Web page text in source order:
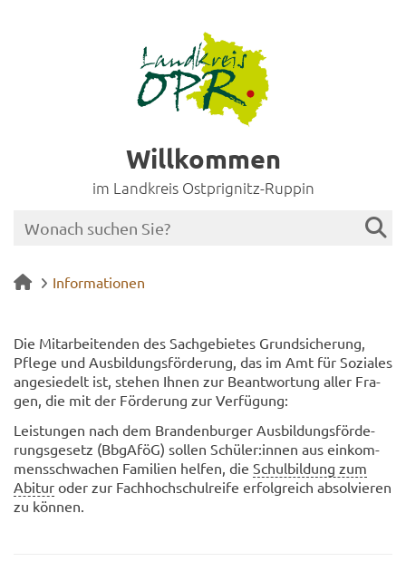
Willkommen
im Landkreis Ostprignitz-Ruppin
Informationen
Die Mit­ar­bei­ten­den des Sach­ge­bie­tes Grund­si­che­rung,
Pfle­ge und Aus­bil­dungs­för­de­rung, das im Amt für So­zia­les
an­ge­sie­delt ist, ste­hen Ihnen zur Be­ant­wor­tung aller Fra­
gen, die mit der För­de­rung zur Ver­fü­gung:
Leis­tun­gen nach dem Bran­den­bur­ger Aus­bil­dungs­för­de­
rungs­ge­setz (Bb­gA­föG) sol­len Schü­ler:innen aus ein­kom­
mens­schwa­chen Fa­mi­li­en hel­fen, die Schulbildung zum
Abitur oder zur Fach­hoch­schul­rei­fe er­folg­reich ab­sol­vie­ren
zu kön­nen.